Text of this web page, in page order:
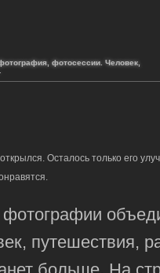
фотосессии. Человек,
Осталось только его
фотографии
путешествия,